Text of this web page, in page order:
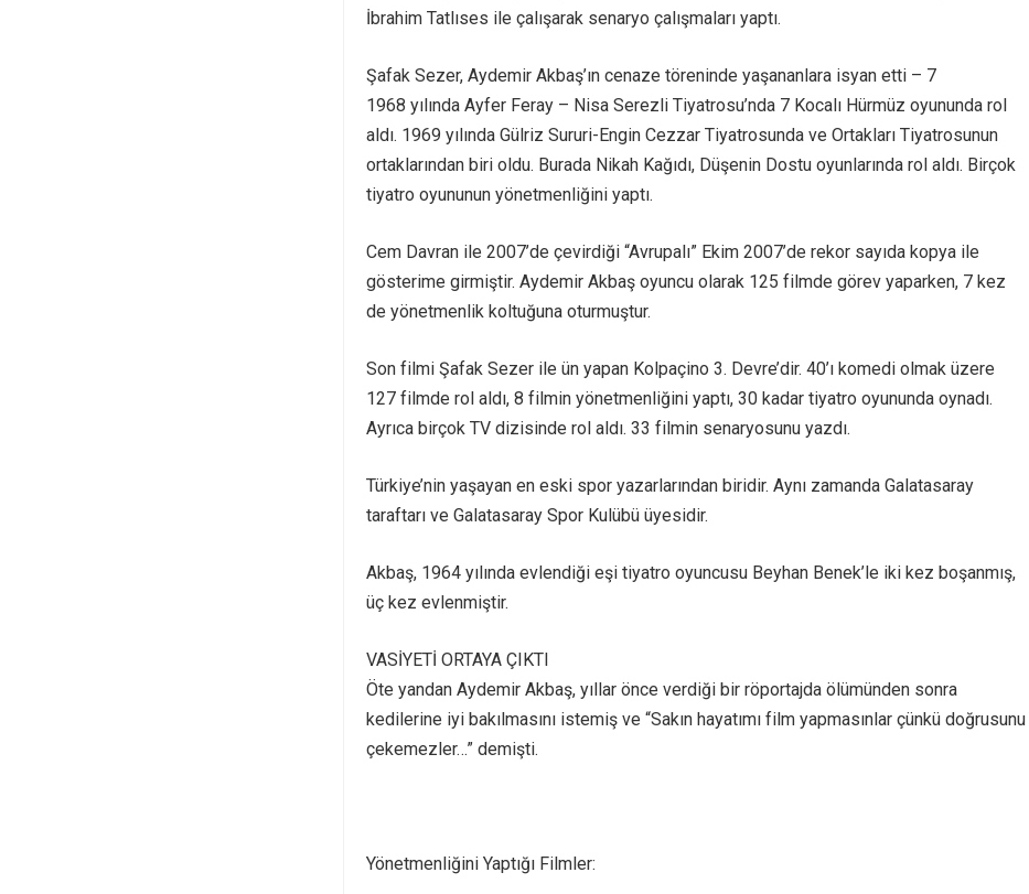
İbrahim Tatlıses ile çalışarak senaryo çalışmaları yaptı.
Şafak Sezer, Aydemir Akbaş’ın cenaze töreninde yaşananlara isyan etti – 7
1968 yılında Ayfer Feray – Nisa Serezli Tiyatrosu’nda 7 Kocalı Hürmüz oyununda rol
aldı. 1969 yılında Gülriz Sururi-Engin Cezzar Tiyatrosunda ve Ortakları Tiyatrosunun
ortaklarından biri oldu. Burada Nikah Kağıdı, Düşenin Dostu oyunlarında rol aldı. Birçok
tiyatro oyununun yönetmenliğini yaptı.
Cem Davran ile 2007’de çevirdiği “Avrupalı” Ekim 2007’de rekor sayıda kopya ile
gösterime girmiştir. Aydemir Akbaş oyuncu olarak 125 filmde görev yaparken, 7 kez
de yönetmenlik koltuğuna oturmuştur.
Son filmi Şafak Sezer ile ün yapan Kolpaçino 3. Devre’dir. 40’ı komedi olmak üzere
127 filmde rol aldı, 8 filmin yönetmenliğini yaptı, 30 kadar tiyatro oyununda oynadı.
Ayrıca birçok TV dizisinde rol aldı. 33 filmin senaryosunu yazdı.
Türkiye’nin yaşayan en eski spor yazarlarından biridir. Aynı zamanda Galatasaray
taraftarı ve Galatasaray Spor Kulübü üyesidir.
Akbaş, 1964 yılında evlendiği eşi tiyatro oyuncusu Beyhan Benek’le iki kez boşanmış,
üç kez evlenmiştir.
VASİYETİ ORTAYA ÇIKTI
Öte yandan Aydemir Akbaş, yıllar önce verdiği bir röportajda ölümünden sonra
kedilerine iyi bakılmasını istemiş ve “Sakın hayatımı film yapmasınlar çünkü doğrusunu
çekemezler…” demişti.
Yönetmenliğini Yaptığı Filmler: